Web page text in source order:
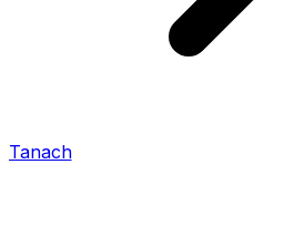
Tanach